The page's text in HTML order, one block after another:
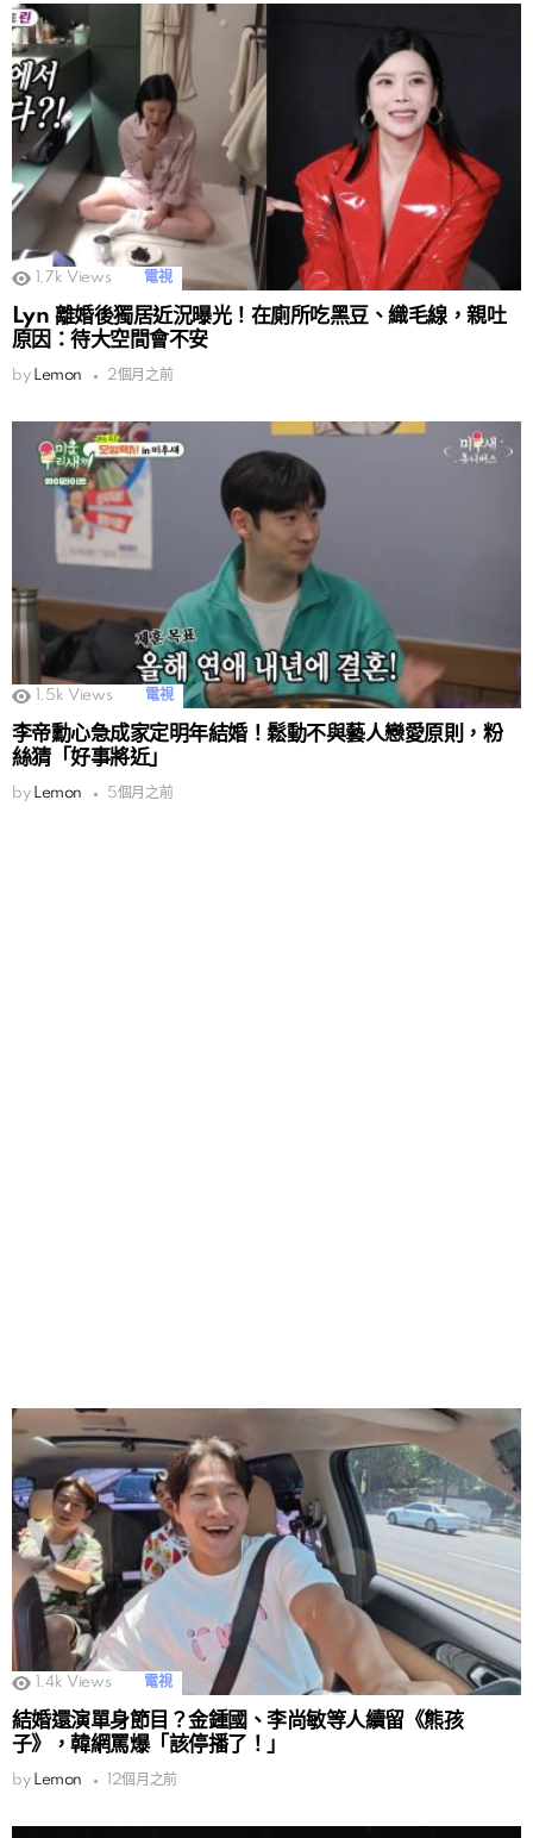
1.7k Views 電視
Lyn 離婚後獨居近況曝光！在廁所吃黑豆、織毛線，親吐
原因：待大空間會不安
by Lemon 2個月之前
1.5k Views 電視
李帝勳心急成家定明年結婚！鬆動不與藝人戀愛原則，粉
絲猜「好事將近」
by Lemon 5個月之前
1.4k Views 電視
結婚還演單身節目？金鍾國、李尚敏等人續留《熊孩
子》，韓網罵爆「該停播了！」
by Lemon 12個月之前